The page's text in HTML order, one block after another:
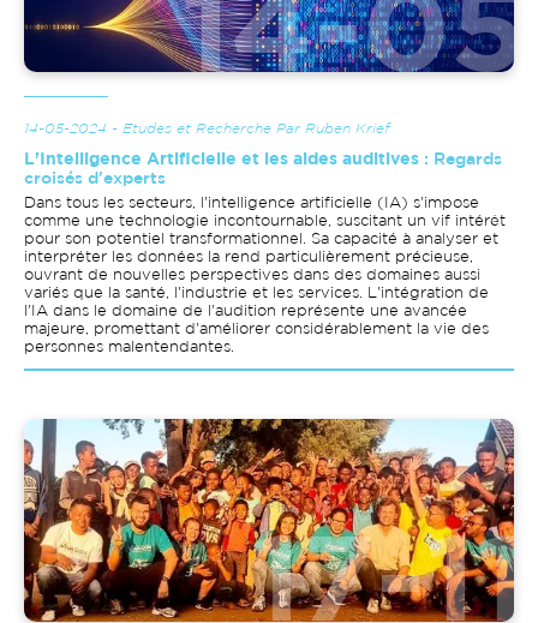
14-05-2024 - Etudes et Recherche Par Ruben Krief
L'Intelligence Artificielle et les aides auditives : Regards
croisés d'experts
Dans tous les secteurs, l'intelligence artificielle (IA) s'impose
comme une technologie incontournable, suscitant un vif intérêt
pour son potentiel transformationnel. Sa capacité à analyser et
interpréter les données la rend particulièrement précieuse,
ouvrant de nouvelles perspectives dans des domaines aussi
variés que la santé, l'industrie et les services. L'intégration de
l'IA dans le domaine de l'audition représente une avancée
majeure, promettant d'améliorer considérablement la vie des
personnes malentendantes.
Image